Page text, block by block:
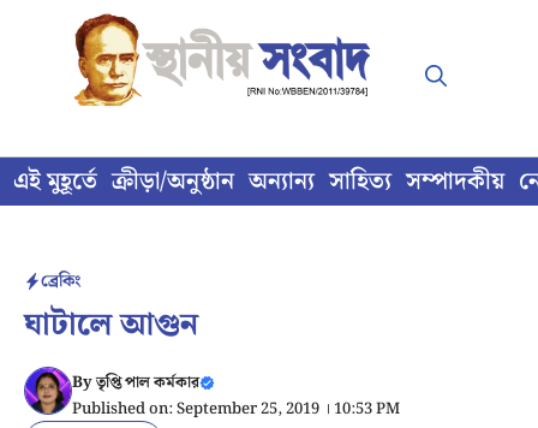
content
এই মুহূর্তে ক্রীড়া/অনুষ্ঠান অন্যান্য সাহিত্য সম্পাদকীয়
ব্রেকিং
ঘাটালে আগুন
Byতৃপ্তি পাল কর্মকার
Published on: September 25, 2019 । 10:53 PM